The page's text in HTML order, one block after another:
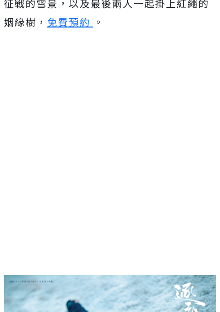
征戰的雪景，以及最後兩人一起掛上紅繩的
姻緣樹， 免費預約 。